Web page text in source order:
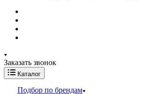
Заказать звонок
Каталог
Подбор по брендам